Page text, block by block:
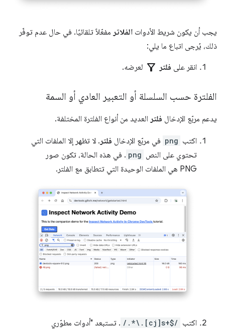
يجب أن يكون شريط الأدوات الفلاتر مفعّلاً تلقائيًا. في حال عدم توفّر
ذلك، يُرجى اتباع ما يلي:
انقر على فلتر filter_alt لعرضه.
الفلترة حسب السلسلة أو التعبير العادي أو السمة
يدعم مربّع الإدخال فلتر العديد من أنواع الفلترة المختلفة.
اكتب png في مربّع الإدخال فلتر . لا تظهر إلا الملفات التي
تحتوي على النص png . في هذه الحالة، تكون صور
PNG هي الملفات الوحيدة التي تتطابق مع الفلتر.
اكتب /.*\.[cj]s+$/ . تستبعد "أدوات مطوّري